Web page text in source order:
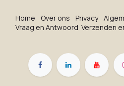
Ho​me O​ve​r on​s Privacy
Vraag en Antwoord Verzenden